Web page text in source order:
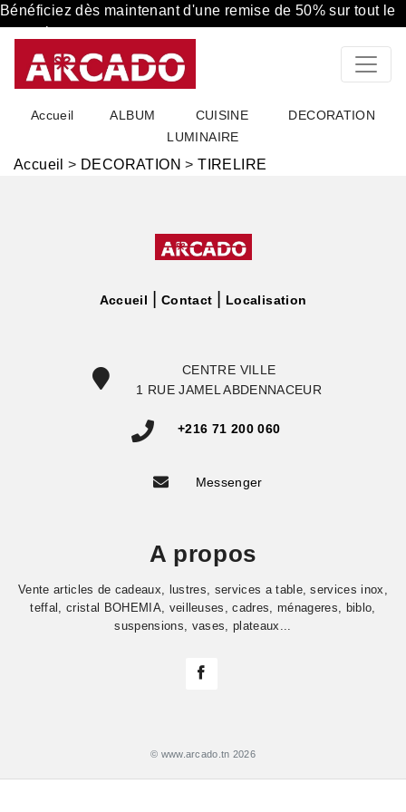
Bénéficiez dès maintenant d'une remise de 50% sur tout le
magasin
Accueil ALBUM CUISINE
DECORATION
LUMINAIRE
Accueil > DECORATION >TIRELIRE
Accueil Contact Localisation
CENTRE VILLE
1 RUE JAMEL ABDENNACEUR
+216 71 200 060
Messenger
A propos
Vente articles de cadeaux, lustres, services a table, services inox,
teffal, cristal BOHEMIA, veilleuses, cadres, ménageres, biblo,
suspensions, vases, plateaux...
© www.arcado.tn 2026